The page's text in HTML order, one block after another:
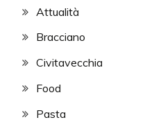
Attualità
Bracciano
Civitavecchia
Food
Pasta